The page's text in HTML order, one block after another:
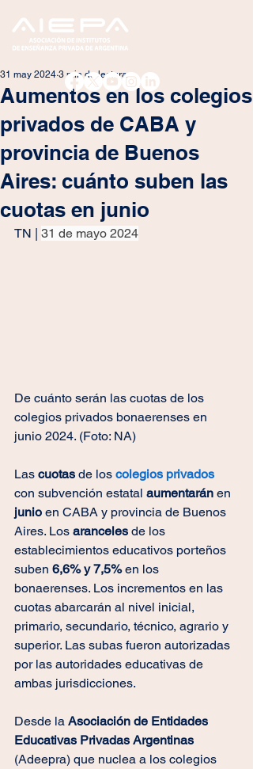
Aumentos en los colegios
privados de CABA y
provincia de Buenos
Aires: cuánto suben las
cuotas en junio
31 may 2024 3 min de lectura
TN | 31 de mayo 2024
De cuánto serán las cuotas de los
colegios privados bonaerenses en
junio 2024. (Foto: NA)
Las cuotas de los colegios privados
con subvención estatal aumentarán en
junio en CABA y provincia de Buenos
Aires. Los aranceles de los
establecimientos educativos porteños
suben 6,6% y 7,5% en los
bonaerenses. Los incrementos en las
cuotas abarcarán al nivel inicial,
primario, secundario, técnico, agrario y
superior. Las subas fueron autorizadas
por las autoridades educativas de
ambas jurisdicciones.
Desde la Asociación de Entidades
Educativas Privadas Argentinas
(Adeepra) que nuclea a los colegios